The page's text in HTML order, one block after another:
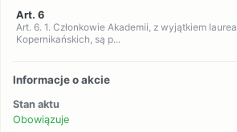
Art. 6
Art. 6. 1. Członkowie Akademii, z wyjątkiem
Kopernikańskich, są p...
Informacje o akcie
Stan aktu
Obowiązuje